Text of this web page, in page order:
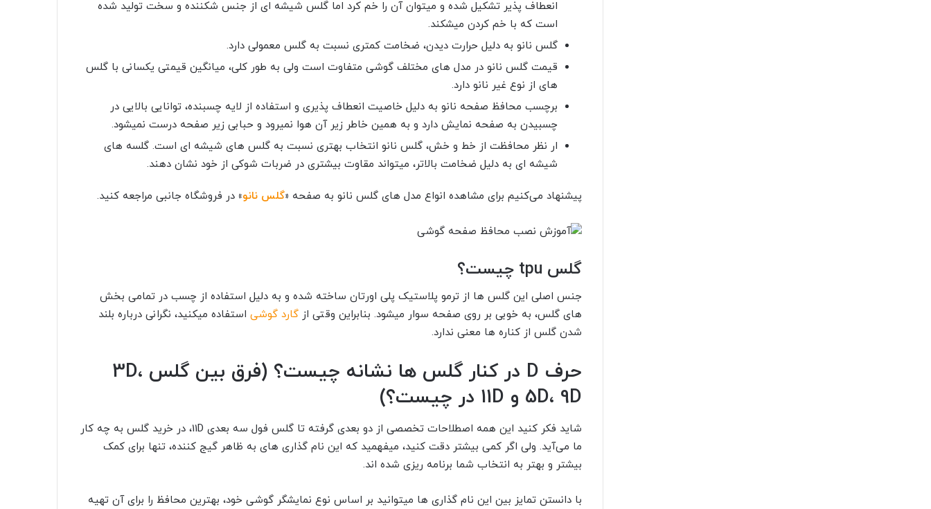
انعطاف پذیر تشکیل شده و میتوان آن را خم کرد اما گلس شیشه ای از جنس شکننده و سخت تولید شده
است که با خم کردن میشکند.
گلس نانو به دلیل حرارت دیدن، ضخامت کمتری نسبت به گلس معمولی دارد.
قیمت گلس نانو در مدل های مختلف گوشی متفاوت است ولی به طور کلی، میانگین قیمتی یکسانی با گلس
های از نوع غیر نانو دارد.
برچسب محافظ صفحه نانو به دلیل خاصیت انعطاف پذیری و استفاده از لایه چسبنده، توانایی بالایی در
چسبیدن به صفحه نمایش دارد و به همین خاطر زیر آن هوا نمیرود و حبابی زیر صفحه درست نمیشود.
ار نظر محافظت از خط و خش، گلس نانو انتخاب بهتری نسبت به گلس های شیشه ای است. گلسه های
شیشه ای به دلیل ضخامت بالاتر، میتواند مقاوت بیشتری در ضربات شوکی از خود نشان دهند.
پیشنهاد می‌کنیم برای مشاهده انواع مدل های گلس نانو به صفحه «گلس نانو» در فروشگاه جانبی مراجعه کنید.
گلس tpu چیست؟
جنس اصلی این گلس ها از ترمو پلاستیک پلی اورتان ساخته شده و به دلیل استفاده از چسب در تمامی بخش
های گلس، به خوبی بر روی صفحه سوار میشود. بنابراین وقتی ازگارد گوشی استفاده میکنید، نگرانی درباره بلند
شدن گلس از کناره ها معنی ندارد.
حرف D در کنار گلس ها نشانه چیست؟ (فرق بین گلس 3D،
5D، 9D و 11D در چیست؟)
شاید فکر کنید این همه اصطلاحات تخصصی از دو بعدی گرفته تا گلس فول سه بعدی 11D، در خرید گلس به چه کار
ما می‌آید. ولی اگر کمی بیشتر دقت کنید، میفهمید که این نام گذاری های به ظاهر گیج کننده، تنها برای کمک
بیشتر و بهتر به انتخاب شما برنامه ریزی شده اند.
با دانستن تمایز بین این نام گذاری ها میتوانید بر اساس نوع نمایشگر گوشی خود، بهترین محافظ را برای آن تهیه